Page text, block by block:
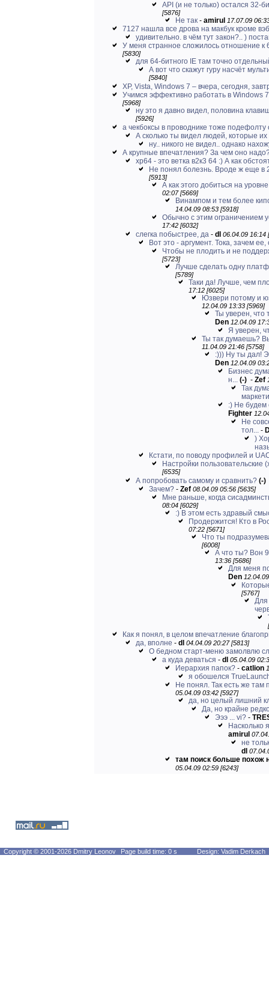
API (и не только) остался 32-
[5876]
Не так - amirul 17.07.09
7127 нашла все дрова на макбук кроме
удивительно. в чём тут закон?.. )
У меня странное сложилось отношение к
[5830]
для 64-битного IE там точно
А вот что скажут гуру насчёт
[5840]
XP, Vista, Windows 7 – вчера, сегодня,
Учимся эффективно работать в Windows
[5968]
ну это я давно видел, половина
[5926]
а чекбоксы в проводнике тоже
А сколько ты видел людей, которые
ну.. никого не видел.. однако
А крупные впечатления? За чем оно
хр64 - это ветка в2к3 64 :) А как
Не понял болезнь. Вроде ж еще в
[5913]
А как этого добиться на
02:07 [5669]
Винампом и тем более
14.04.09 08:53 [5918]
Обычно с этим ограничением
17:42 [6032]
слегка побыстрее, да - dl 06.04.09 16:14
Вот это - аргумент. Тока, зачем
Чтобы не плодить и не
[5723]
Лучше сделать одну
[5789]
Таки да! Лучше, чем
17:12 [6025]
Юзвери потому и
12.04.09 13:33 [5969]
Ты уверен, что
Den 12.04.09
Я уверен,
Ты так думаешь?
11.04.09 21:46 [5758]
:))) Ну ты дал!
Den 12.04.09
Бизнес
н... (-) - Zef
Так
:) Не будем
Fighter
Не
тол... -
)
Кстати, по поводу профилей и
Настройки пользовательские
[6535]
А попробовать самому и сравнить? (-)
Зачем? - Zef 08.04.09 05:56 [5635]
Мне раньше, когда
08:04 [6029]
:) В этом есть здравый
Продержится! Кто в
07:22 [5671]
Что ты
[6008]
А что ты? Вон
13:36 [5686]
Для меня
Den
[5767]
Для
Как я понял, в целом впечатление
да, вполне - dl 04.04.09 20:27 [5813]
О бедном старт-меню замолвлю
а куда деваться - dl 05.04.09
Иерархия папок? - catlion
я обошелся
Не понял. Так есть же там
05.04.09 03:42 [5927]
да, но целый лишний
Да, но крайне
Эээ ... vi? -
Насколько
amirul
не
dl
там поиск больше похож
05.04.09 02:59 [6243]
Copyright © 2001-2026 Dmitry Leonov Page build time: 0 s Design: Vadim Derkach